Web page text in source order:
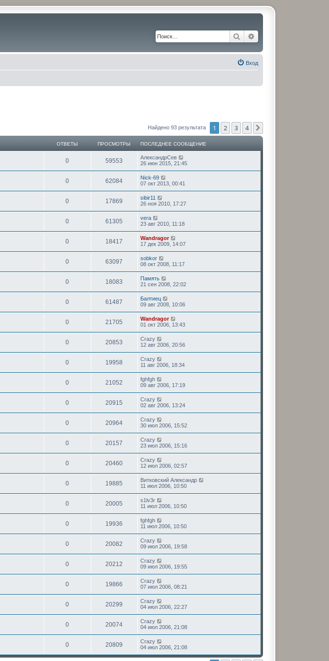
Поиск
Вход
Найдено 93 результата 1 2 3 4
ОТВЕТЫ ПРОСМОТРЫ ПОСЛЕДНЕЕ СООБЩЕНИЕ
0 59553
АлександрСев
26 июн 2015, 21:45
0 62084
Nick-69
07 окт 2013, 00:41
0 17869
sibir11
26 ноя 2010, 17:27
0 61305
vera
23 авг 2010, 11:18
0 18417
Wandragor
17 дек 2009, 14:07
0 63097
sobkor
08 окт 2008, 11:17
0 18083
Память
21 сен 2008, 22:02
0 61487
Балтиец
09 авг 2008, 10:06
0 21705
Wandragor
01 окт 2006, 13:43
0 20853
Crazy
12 авг 2006, 20:56
0 19958
Crazy
11 авг 2006, 18:34
0 21052
fghfgh
09 авг 2006, 17:19
0 20915
Crazy
02 авг 2006, 13:24
0 20964
Crazy
30 июл 2006, 15:52
0 20157
Crazy
23 июл 2006, 15:16
0 20460
Crazy
12 июл 2006, 02:57
0 19885
Витковский Александр
11 июл 2006, 10:50
0 20005
s1lv3r
11 июл 2006, 10:50
0 19936
fghfgh
11 июл 2006, 10:50
0 20082
Crazy
09 июл 2006, 19:58
0 20212
Crazy
09 июл 2006, 19:55
0 19866
Crazy
07 июл 2006, 08:21
0 20299
Crazy
04 июл 2006, 22:27
0 20074
Crazy
04 июл 2006, 21:08
0 20809
Crazy
04 июл 2006, 21:08